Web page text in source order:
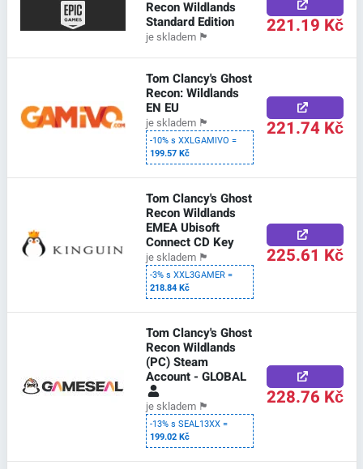
Recon Wildlands
Standard Edition
je skladem 🏴 221.19 Kč
Tom Clancy's Ghost
Recon: Wildlands
EN EU
je skladem 🏴
-10% s XXLGAMIVO =
199.57 Kč
221.74 Kč
Tom Clancy's Ghost
Recon Wildlands
EMEA Ubisoft
Connect CD Key
je skladem 🏴
-3% s XXL3GAMER =
218.84 Kč
225.61 Kč
Tom Clancy's Ghost
Recon Wildlands
(PC) Steam
Account - GLOBAL
je skladem 🏴
-13% s SEAL13XX =
199.02 Kč
228.76 Kč